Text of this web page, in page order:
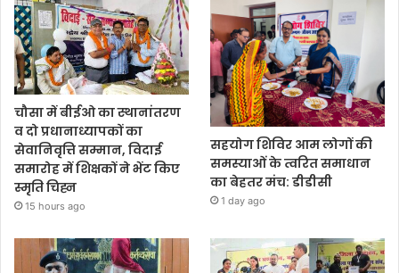
चौसा में बीईओ का स्थानांतरण
व दो प्रधानाध्यापकों का
सेवानिवृत्ति सम्मान, विदाई
समारोह में शिक्षकों ने भेंट किए
स्मृति चिह्न
15 hours ago
सहयोग शिविर आम लोगों की
समस्याओं के त्वरित समाधान
का बेहतर मंच: डीडीसी
1 day ago